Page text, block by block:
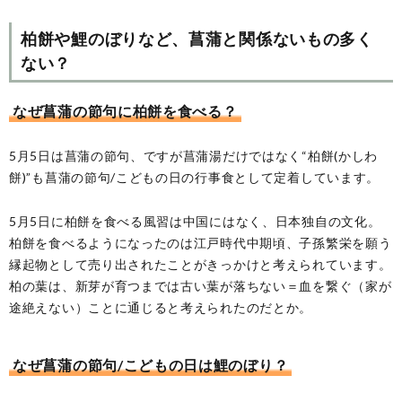
柏餅や鯉のぼりなど、菖蒲と関係ないもの多く
ない？
なぜ菖蒲の節句に柏餅を食べる？
5月5日は菖蒲の節句、ですが菖蒲湯だけではなく“柏餅(かしわ
餅)”も菖蒲の節句/こどもの日の行事食として定着しています。
5月5日に柏餅を食べる風習は中国にはなく、日本独自の文化。
柏餅を食べるようになったのは江戸時代中期頃、子孫繁栄を願う
縁起物として売り出されたことがきっかけと考えられています。
柏の葉は、新芽が育つまでは古い葉が落ちない＝血を繋ぐ（家が
途絶えない）ことに通じると考えられたのだとか。
なぜ菖蒲の節句/こどもの日は鯉のぼり？